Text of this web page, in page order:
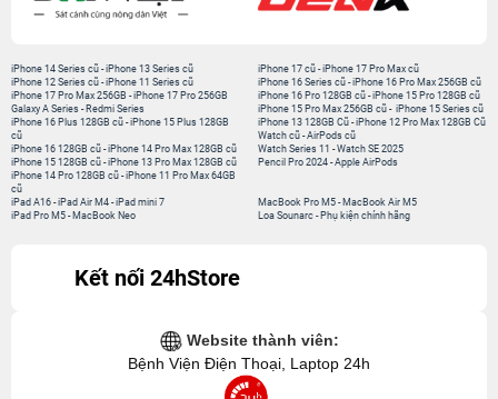
iPhone 14 Series cũ -iPhone 13 Series cũ
iPhone 12 Series cũ -iPhone 11 Series cũ
iPhone 17 Pro Max 256GB -iPhone 17 Pro 256GB
Galaxy A Series - Redmi Series
iPhone 17 cũ-iPhone 17 Pro Max cũ
iPhone 16 Series cũ- iPhone 16 Pro Max 256GB cũ
iPhone 16 Pro 128GB cũ-iPhone 15 Pro 128GB cũ
iPhone 15 Pro Max 256GB cũ- iPhone 15 Series cũ
iPhone 16 Plus 128GB cũ -iPhone 15 Plus 128GB
cũ
iPhone 16 128GB cũ -iPhone 14 Pro Max 128GB cũ
iPhone 15 128GB cũ -iPhone 13 Pro Max 128GB cũ
iPhone 14 Pro 128GB cũ -iPhone 11 Pro Max 64GB
cũ
iPhone 13 128GB Cũ-iPhone 12 Pro Max 128GB Cũ
Watch cũ-AirPods cũ
Watch Series 11 -Watch SE 2025
Pencil Pro 2024-Apple AirPods
iPad A16 -iPad Air M4 -iPad mini 7
iPad Pro M5 - MacBook Neo
MacBook Pro M5- MacBook Air M5
Loa Sounarc- Phụ kiện chính hãng
Kết nối 24hStore
Website thành viên:
Bệnh Viện Điện Thoại, Laptop 24h